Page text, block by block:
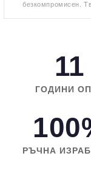
безкомпромисен.
11
ГОДИНИ
РЪЧНА